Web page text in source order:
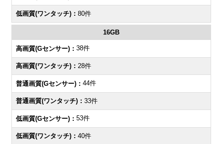
80件
16GB
38件
28件
44件
33件
53件
40件